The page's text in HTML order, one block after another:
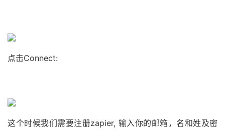
点击Connect:
这个时候我们需要注册zapier, 输入你的邮箱，名和姓及密